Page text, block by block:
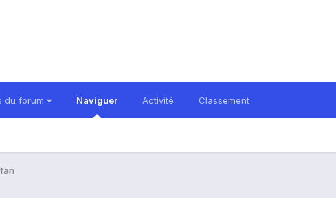
du forum Naviguer Activité Classement